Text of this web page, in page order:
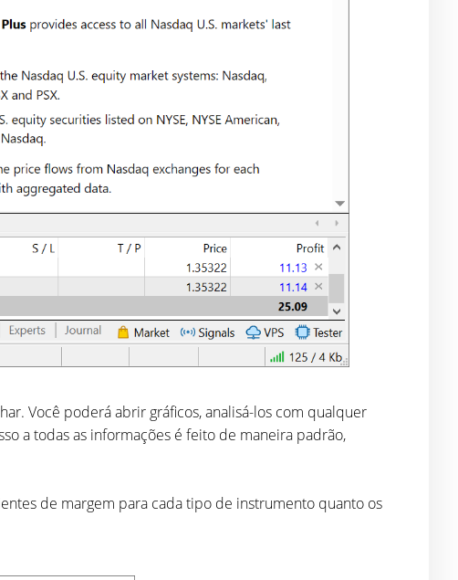
Você poderá abrir gráficos, analisá-los com qualquer
a todas as informações é feito de maneira padrão,
de margem para cada tipo de instrumento quanto os